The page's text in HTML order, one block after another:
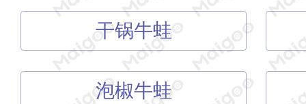
干锅牛蛙
泡椒牛蛙